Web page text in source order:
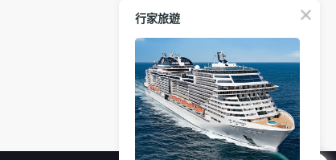
資料記錄等，做為我們增進網站服務
部研究外，我們會視需要公佈統計數據
可以從商業夥伴處取得個人資料。
資料，當您註冊成功，並登入使用我
行家旅遊